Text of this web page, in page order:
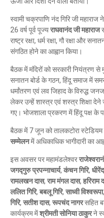
स्वामी चक्रपाणि नंद गिरि जी
26 वर्ष पूर्व पूज्यराघवानंद जी महाराज
राष्ट्र रक्षा, धर्म रक्षा, गौ रक्षा और
संगठित होने का आह्वान किया।
बैठक में मंदिरों को सरकारी नियंत्रण से
सनातन बोर्ड के गठन, हिंदू समाज में
धर्मांतरण एवं लव जिहाद के विरुद्ध
लेकर उन्हें शास्त्र एवं शस्त्र शिक्षा देने
गए। भोजशाला प्रकरण में हिंदू पक्ष के
बैठक में 7 जून को तालकटोरा स्टेडियम
सम्मेलनमें अधिकाधिक भागीदारी का
इस अवसर पर महामंडलेश्वर
जगद्गुरु प्रपन्नाचार्य, कंचन गिरि,
रामलखन दास, राम मंगल दास, हरिराम
ललित गिरि, बबलू गिरि, साध्वी विश्वरूपा,
गिरि, सतीश दास, रूपचंद नागरसहित
कार्यक्रम मेंश्रीमती सोनिया ठाकुरने